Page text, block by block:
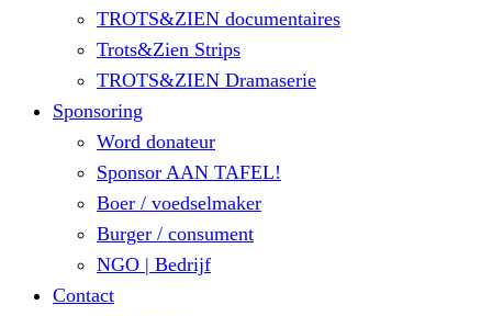
TROTS&ZIEN documentaires
Trots&Zien Strips
TROTS&ZIEN Dramaserie
Sponsoring
Word donateur
Sponsor AAN TAFEL!
Boer / voedselmaker
Burger / consument
NGO | Bedrijf
Contact